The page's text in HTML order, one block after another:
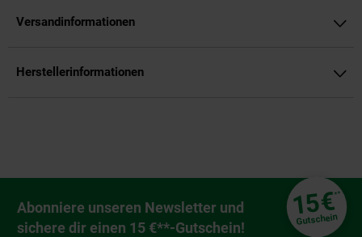
Versandinformationen
Herstellerinformationen
Newsletter Anmeldung
Abonniere unseren Newsletter und
sichere dir einen 15 €**-Gutschein!
15€**
Gutschein